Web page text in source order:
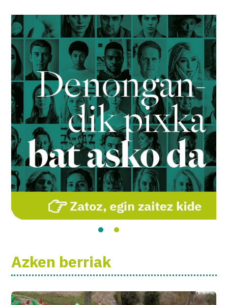
Azken berriak